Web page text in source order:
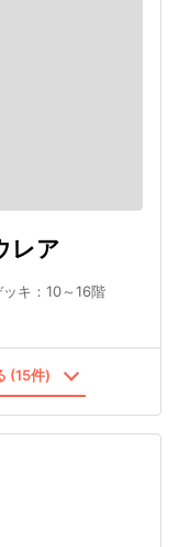
レア
キ：10～16階
(15件)